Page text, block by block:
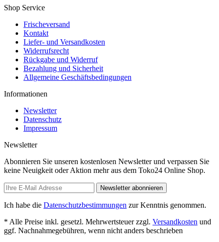
Shop Service
Frischeversand
Kontakt
Liefer- und Versandkosten
Widerrufsrecht
Rückgabe und Widerruf
Bezahlung und Sicherheit
Allgemeine Geschäftsbedingungen
Informationen
Newsletter
Datenschutz
Impressum
Newsletter
Abonnieren Sie unseren kostenlosen Newsletter und verpassen Sie
keine Neuigkeit oder Aktion mehr aus dem Toko24 Online Shop.
Newsletter abonnieren
Ich habe die Datenschutzbestimmungen zur Kenntnis genommen.
* Alle Preise inkl. gesetzl. Mehrwertsteuer zzgl. Versandkosten und
ggf. Nachnahmegebühren, wenn nicht anders beschrieben